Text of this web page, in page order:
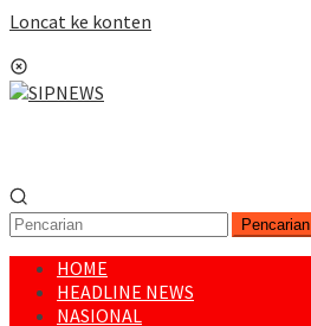
Loncat ke konten
Pencarian
HOME
HEADLINE NEWS
NASIONAL